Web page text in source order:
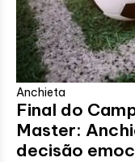
Anchieta
Final do
Master:
decisão